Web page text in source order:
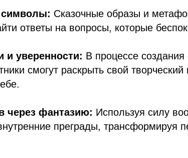
символы: Сказочные образы и
ответы на вопросы, которые
и уверенности: В процессе создания
смогут раскрыть свой
через фантазию: Используя силу
преграды, трансформируя